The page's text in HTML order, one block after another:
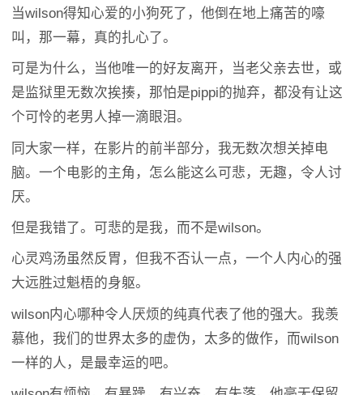
当wilson得知心爱的小狗死了，他倒在地上痛苦的嚎
叫，那一幕，真的扎心了。
可是为什么，当他唯一的好友离开，当老父亲去世，或
是监狱里无数次挨揍，那怕是pippi的抛弃，都没有让这
个可怜的老男人掉一滴眼泪。
同大家一样，在影片的前半部分，我无数次想关掉电
脑。一个电影的主角，怎么能这么可悲，无趣，令人讨
厌。
但是我错了。可悲的是我，而不是wilson。
心灵鸡汤虽然反胃，但我不否认一点，一个人内心的强
大远胜过魁梧的身躯。
wilson内心哪种令人厌烦的纯真代表了他的强大。我羡
慕他，我们的世界太多的虚伪，太多的做作，而wilson
一样的人，是最幸运的吧。